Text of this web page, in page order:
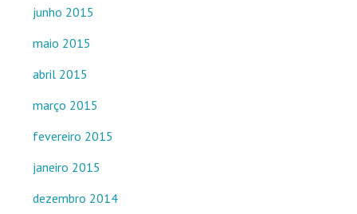
junho 2015
maio 2015
abril 2015
março 2015
fevereiro 2015
janeiro 2015
dezembro 2014